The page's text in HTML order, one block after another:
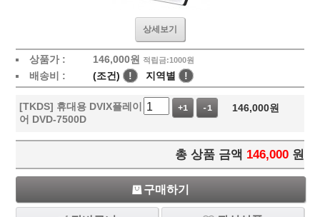
상세보기
상품가 : 146,000원 적립금:1000원
배송비 : (조건) ! 지역별 !
[TKDS] 휴대용 DVIX플레이
어 DVD-7500D
+1 -1 146,000원
총 상품 금액 146,000 원
구매하기